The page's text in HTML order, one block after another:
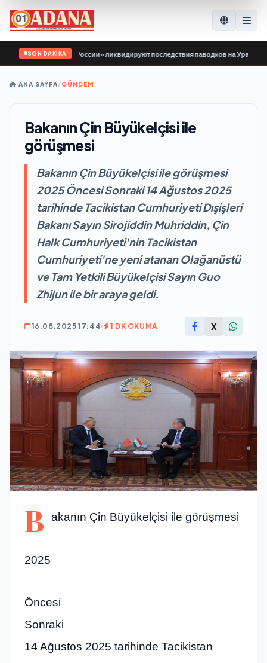
SON DAKİKA
Гвардии Единой России» ликвидируют последствия паводков на Урале и
ANA SAYFA/GÜNDEM
Bakanın Çin Büyükelçisi ile
görüşmesi
Bakanın Çin Büyükelçisi ile görüşmesi
2025 Öncesi Sonraki 14 Ağustos 2025
tarihinde Tacikistan Cumhuriyeti Dışişleri
Bakanı Sayın Sirojiddin Muhriddin, Çin
Halk Cumhuriyeti'nin Tacikistan
Cumhuriyeti'ne yeni atanan Olağanüstü
ve Tam Yetkili Büyükelçisi Sayın Guo
Zhijun ile bir araya geldi.
16.08.2025 17:44 1 DK OKUMA X
B akanın Çin Büyükelçisi ile görüşmesi
2025
Öncesi
Sonraki
14 Ağustos 2025 tarihinde Tacikistan